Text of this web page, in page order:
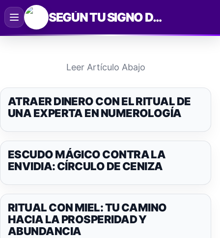
Saltar
al
contenido
SEGÚN TU SIGNO DEL ZODIACO
Leer Artículo Abajo
ATRAER DINERO CON EL RITUAL DE
UNA EXPERTA EN NUMEROLOGÍA
ESCUDO MÁGICO CONTRA LA
ENVIDIA: CÍRCULO DE CENIZA
RITUAL CON MIEL: TU CAMINO
HACIA LA PROSPERIDAD Y
ABUNDANCIA